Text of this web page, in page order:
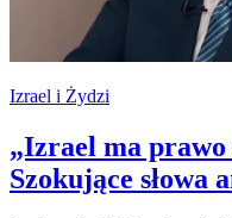
Izrael i Żydzi
„Izrael ma
Szokujące słowa